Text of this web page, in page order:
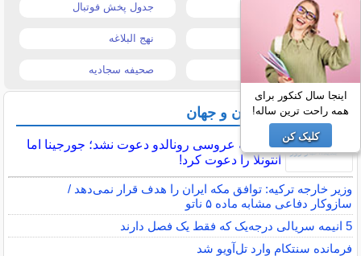
قیمت موبایل جدول پخش فوتبال
قیمت تبلت نهج البلاغه
تیتر روزنامه ها صحیفه سجادیه
آخرین اخبار ایران و جهان
مسی به عروسی رونالدو دعوت نشد؛ جورجینا اما
آنتونلا را دعوت کرد!
وزیر خارجه ترکیه: توافق مکه ایران را هدف قرار نمی‌دهد /
سازوکار دفاعی مشابه ماده ۵ ناتو
5 انیمه سریالی درجه‌یک که فقط یک فصل دارند
فرمانده سنتکام وارد تل‌آویو شد
اینجا سال کنکور برای
همه راحت ترین ساله!
کلیک کن